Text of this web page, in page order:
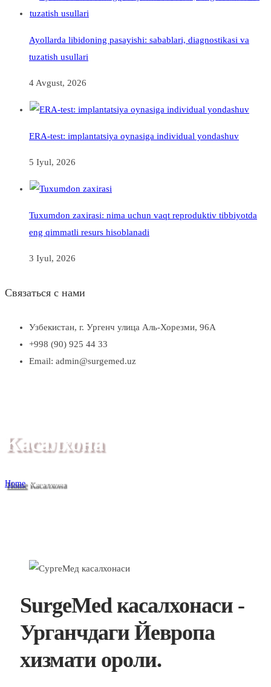
Ayollarda libidoning pasayishi: sabablari, diagnostikasi va
tuzatish usullari
4 Avgust, 2026
ERA-test: implantatsiya oynasiga individual yondashuv
5 Iyul, 2026
Tuxumdon zaxirasi: nima uchun vaqt reproduktiv tibbiyotda
eng qimmatli resurs hisoblanadi
3 Iyul, 2026
Связаться с нами
Узбекистан, г. Ургенч улица Аль-Хорезми, 96А
+998 (90) 925 44 33
Email: admin@surgemed.uz
Касалхона
Home Касалхона
SurgeMed касалхонаси -
Урганчдаги Йевропа
хизмати ороли.